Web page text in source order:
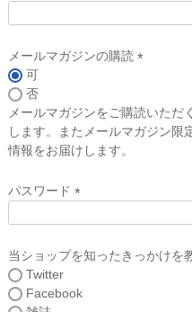
メールマガジンの購読
須
)
可
否
メールマガジンをご購読いただ
します。またメールマガジン限
情報をお届けします。
パスワード
須
当ショップを知ったきっかけを
Twitter
Facebook